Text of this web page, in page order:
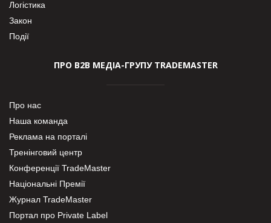
Логістика
Закон
Події
ПРО В2В МЕДІА-ГРУПУ TRADEMASTER
Про нас
Наша команда
Реклама на порталі
Тренінговий центр
Конференції TradeMaster
Національні Премії
Журнал TradeMaster
Портал про Private Label